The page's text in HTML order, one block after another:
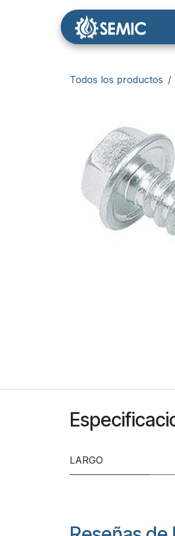
Todos los productos
LARGO